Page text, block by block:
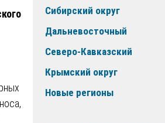
Сибирский округ
Дальневосточный
Северо-Кавказский
Крымский округ
Новые регионы